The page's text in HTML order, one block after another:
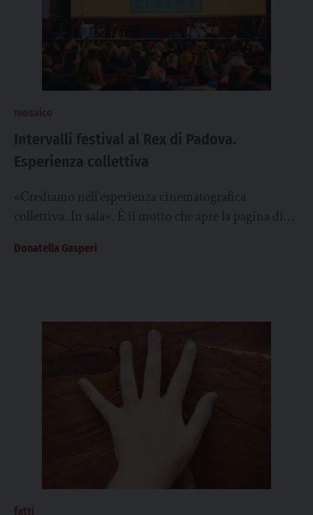
Intervalli festival al Rex di Padova.
Esperienza collettiva
«Crediamo nell’esperienza cinematografica
collettiva. In sala». È il motto che apre la pagina di
Donatella Gasperi
fatti